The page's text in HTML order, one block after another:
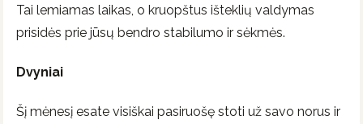
Tai lemiamas laikas, o kruopštus išteklių valdymas
prisidės prie jūsų bendro stabilumo ir sėkmės.
Dvyniai
Šį mėnesį esate visiškai pasiruošę stoti už savo norus ir